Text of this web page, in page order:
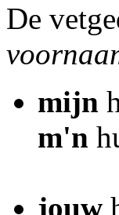
De
mijn
m'n
jouw